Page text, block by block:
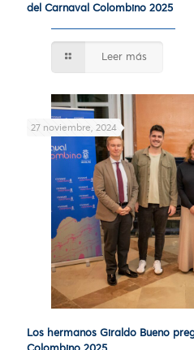
del Carnaval Colombino 2025
Leer más
27 noviembre, 2024
Los hermanos Giraldo Bueno